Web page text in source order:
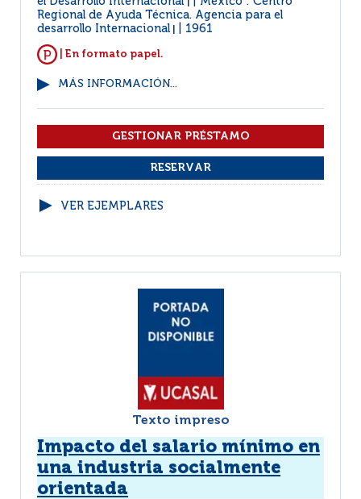
Regional de Ayuda Técnica. Agencia para el
desarrollo Internacional
1961
| En formato papel.
MÁS INFORMACIÓN...
VER EJEMPLARES
Texto impreso
Impacto del salario mínimo en
una industria socialmente
orientada